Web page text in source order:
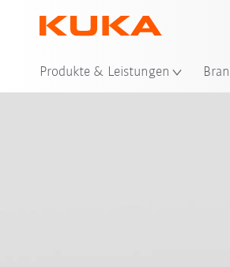
Produkte & Leistungen